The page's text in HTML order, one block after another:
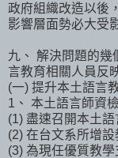
政府組織改造以後
影響層面勢必大受
九、 解決問題的幾
言教育相關人員反
(一) 提升本土語言
1、 本土語言師資
(1) 盡速召開本土
(2) 在台文系所增設
(3) 為現任優質教